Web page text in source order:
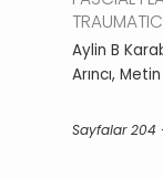
Aylin B
Arıncı,
Sayfalar 204